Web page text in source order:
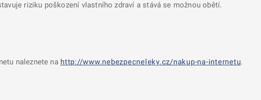
riziku poškození vlastního zdraví a stává se možnou obětí.
naleznete na http://www.nebezpecneleky.cz/nakup-na-internetu.